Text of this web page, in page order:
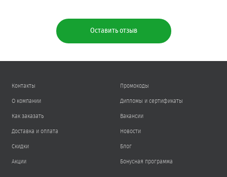
Оставить отзыв
Контакты
О компании
Как заказать
Доставка и оплата
Скидки
Акции
Промокоды
Дипломы и сертификаты
Вакансии
Новости
Блог
Бонусная программа